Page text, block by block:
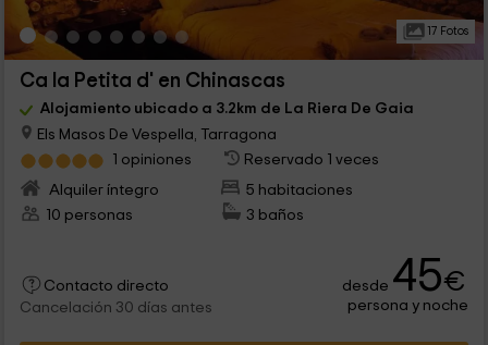
17 Fotos
Ca la Petita d' en Chinascas
Alojamiento ubicado a 3.2km de La Riera De Gaia
Els Masos De Vespella, Tarragona
1 opiniones
Reservado 1 veces
Alquiler íntegro
5 habitaciones
10 personas
3 baños
Contacto directo
Cancelación 30 días antes
desde 45€
persona y noche